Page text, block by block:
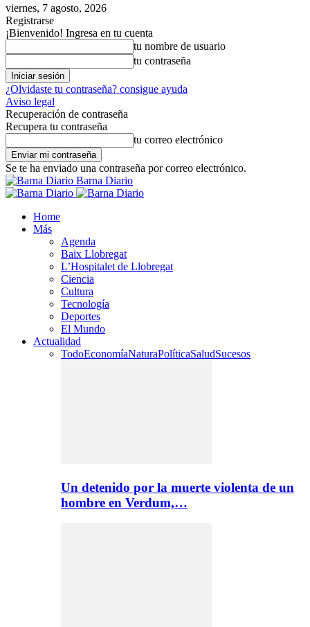
viernes, 7 agosto, 2026
Registrarse
¡Bienvenido! Ingresa en tu cuenta
tu nombre de usuario
tu contraseña
¿Olvidaste tu contraseña? consigue ayuda
Aviso legal
Recuperación de contraseña
Recupera tu contraseña
tu correo electrónico
Se te ha enviado una contraseña por correo electrónico.
Barna Diario
Home
Más
Agenda
Baix Llobregat
L’Hospitalet de Llobregat
Ciencia
Cultura
Tecnología
Deportes
El Mundo
Actualidad
TodoEconomíaNaturaPolíticaSaludSucesos
Un detenido por la muerte violenta de un
hombre en Verdum,…